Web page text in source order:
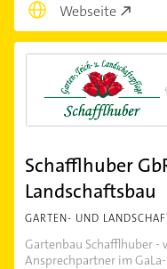
Webseite
Schafflhuber
Landschaftsbau
GARTEN- UND
Gartenbau Schafflhuber
Ansprechpartner im